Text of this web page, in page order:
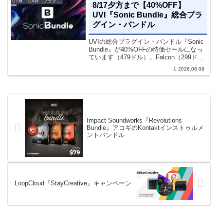
8/17夕方まで【40%OFF】
UVI『Sonic Bundle』総合プラ
グイン・バンドル
UVIの総合プラグイン・バンドル『Sonic
Bundle』が40%OFFの特価セールになっ
ています（479ドル）。Falcon（299ド
ル）も入っています。UVI Sonic Bundle
Sale - 40% OFF＊セール終了予定日：...
2026.08.08
Impact Soundworks『Revolutions
Bundle』アコギのKontaktインストゥルメ
ントバンドル
LoopCloud『StayCreative』キャンペーン